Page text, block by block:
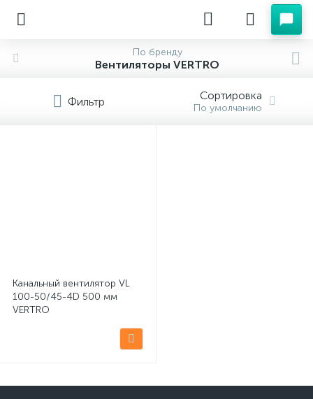
По бренду
Вентиляторы VERTRO
Фильтр Сортировка
По умолчанию
Канальный вентилятор VL
100-50/45-4D 500 мм
VERTRO